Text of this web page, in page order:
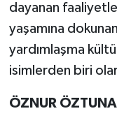
dayanan
yaşamına
yardımlaşma
isimlerden biri
ÖZNUR